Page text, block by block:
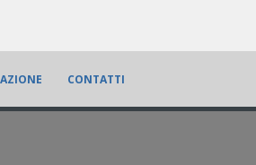
CONTATTI